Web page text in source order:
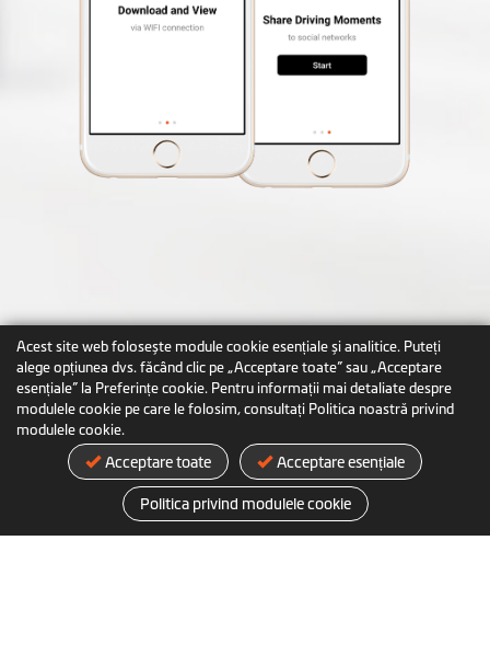
Acest site web folosește module cookie esențiale și analitice. Puteți
alege opțiunea dvs. făcând clic pe „Acceptare toate” sau „Acceptare
esențiale” la Preferințe cookie. Pentru informații mai detaliate despre
modulele cookie pe care le folosim, consultați Politica noastră privind
modulele cookie.
Acceptare toate Acceptare esențiale
Politica privind modulele cookie